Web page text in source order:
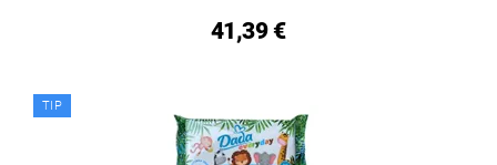
41,39 €
TIP